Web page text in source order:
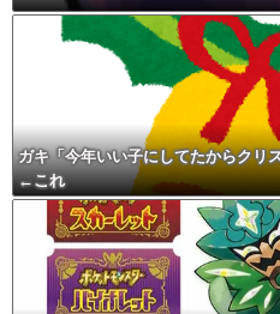
ガキ「今年いい子にしてたからクリ
←これ